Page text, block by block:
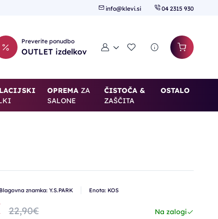
info@klevi.si 04 2315 930
Preverite ponudbo
OUTLET izdelkov Moj računSeznam želja
OPREMAZA
SALONE
ČISTOČA &
ZAŠČITA
OSTALO
Blagovna znamka: Y.S.PARK Enota: KOS
22,90€ Na zalogi